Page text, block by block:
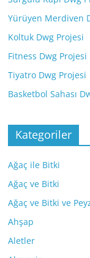
Yürüyen Merdiven
Koltuk Dwg Projesi
Fitness Dwg Projesi
Tiyatro Dwg Projesi
Basketbol Sahası
Kategoriler
Ağaç ile Bitki
Ağaç ve Bitki
Ağaç ve Bitki ve
Ahşap
Aletler